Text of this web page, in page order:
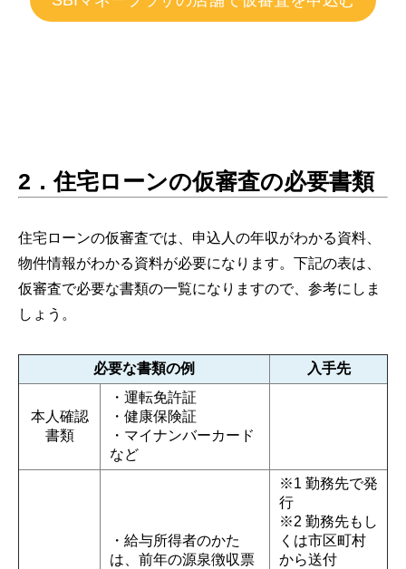
2．住宅ローンの仮審査の必要書類
住宅ローンの仮審査では、申込人の年収がわかる資料、
物件情報がわかる資料が必要になります。下記の表は、
仮審査で必要な書類の一覧になりますので、参考にしま
しょう。
必要な書類の例 入手先
本人確認
書類
・運転免許証
・健康保険証
・マイナンバーカード
など
・給与所得者のかた
は、前年の源泉徴収票
※1 勤務先で発
行
※2 勤務先もし
くは市区町村
から送付